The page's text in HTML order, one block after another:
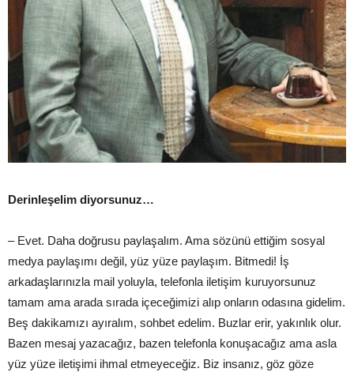
Derinleşelim diyorsunuz…
– Evet. Daha doğrusu paylaşalım. Ama sözünü ettiğim sosyal
medya paylaşımı değil, yüz yüze paylaşım. Bitmedi! İş
arkadaşlarınızla mail yoluyla, telefonla iletişim kuruyorsunuz
tamam ama arada sırada içeceğimizi alıp onların odasına gidelim.
Beş dakikamızı ayıralım, sohbet edelim. Buzlar erir, yakınlık olur.
Bazen mesaj yazacağız, bazen telefonla konuşacağız ama asla
yüz yüze iletişimi ihmal etmeyeceğiz. Biz insanız, göz göze